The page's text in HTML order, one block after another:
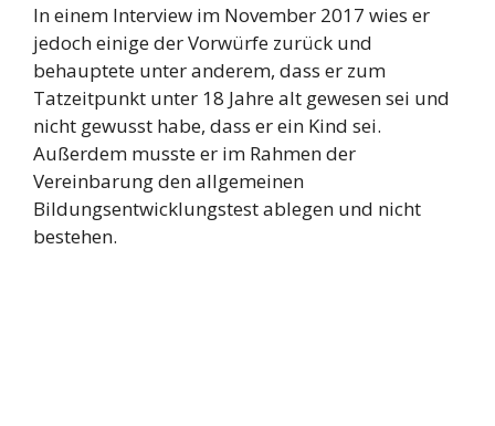
In einem Interview im November 2017 wies er
jedoch einige der Vorwürfe zurück und
behauptete unter anderem, dass er zum
Tatzeitpunkt unter 18 Jahre alt gewesen sei und
nicht gewusst habe, dass er ein Kind sei.
Außerdem musste er im Rahmen der
Vereinbarung den allgemeinen
Bildungsentwicklungstest ablegen und nicht
bestehen.